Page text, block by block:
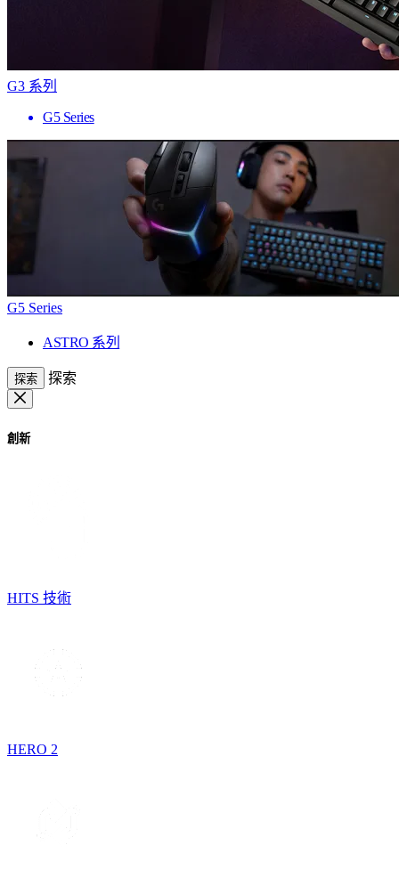
G3 系列
G5 Series
G5 Series
ASTRO 系列
探索 探索
創新
HITS 技術
HERO 2